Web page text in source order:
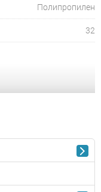
Полипропилен
32